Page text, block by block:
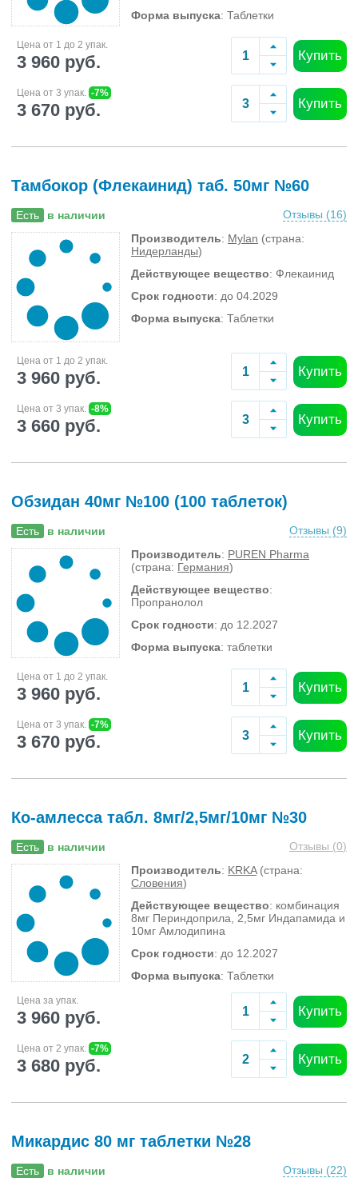
Форма выпуска: Таблетки
Цена от 1 до 2 упак.
3 960 руб. Купить
Цена от 3 упак. -7%
3 670 руб. Купить
Тамбокор (Флекаинид) таб. 50мг №60
Есть в наличии Отзывы (16)
Производитель: Mylan (страна:
Нидерланды)
Действующее вещество: Флекаинид
Срок годности: до 04.2029
Форма выпуска: Таблетки
Цена от 1 до 2 упак.
3 960 руб. Купить
Цена от 3 упак. -8%
3 660 руб. Купить
Обзидан 40мг №100 (100 таблеток)
Есть в наличии Отзывы (9)
Производитель: PUREN Pharma
(страна: Германия)
Действующее вещество:
Пропранолол
Срок годности: до 12.2027
Форма выпуска: таблетки
Цена от 1 до 2 упак.
3 960 руб. Купить
Цена от 3 упак. -7%
3 670 руб. Купить
Ко-амлесса табл. 8мг/2,5мг/10мг №30
Есть в наличии Отзывы (0)
Производитель: KRKA(страна:
Словения)
Действующее вещество: комбинация
8мг Периндоприла, 2,5мг Индапамида и
10мг Амлодипина
Срок годности: до 12.2027
Форма выпуска: Таблетки
Цена за упак.
3 960 руб. Купить
Цена от 2 упак. -7%
3 680 руб. Купить
Микардис 80 мг таблетки №28
Есть в наличии Отзывы (22)